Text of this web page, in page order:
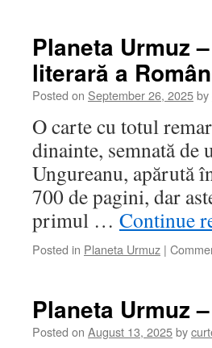
Planeta Urmuz
literară a
Posted on September 26, 2025by
O carte cu totul
dinainte, semnată
Ungureanu, apărută
700 de pagini, dar
primul … Continue
Posted in Planeta Urmuz |
Planeta Urmuz
Posted on August 13, 2025by